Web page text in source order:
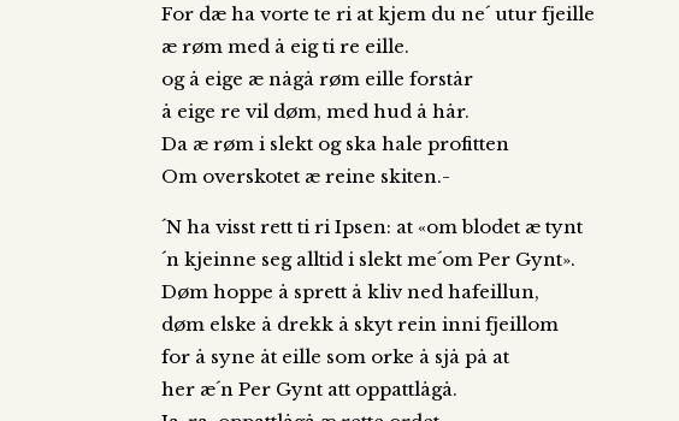
For dæ ha vorte te ri at kjem du ne´ utur fjeille
æ røm med å eig ti re eille.
og å eige æ någå røm eille forstår
å eige re vil døm, med hud å hår.
Da æ røm i slekt og ska hale profitten
Om overskotet æ reine skiten.-
´N ha visst rett ti ri Ipsen: at «om blodet æ tynt
´n kjeinne seg alltid i slekt me´om Per Gynt».
Døm hoppe å sprett å kliv ned hafeillun,
døm elske å drekk å skyt rein inni fjeillom
for å syne åt eille som orke å sjå på at
her æ´n Per Gynt att oppattlågå.